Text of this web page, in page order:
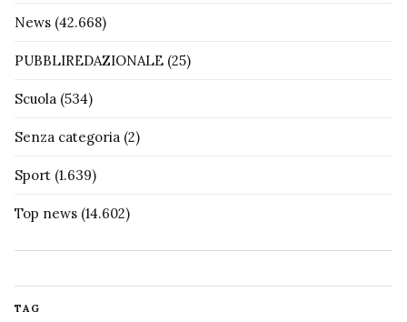
News (42.668)
PUBBLIREDAZIONALE (25)
Scuola (534)
Senza categoria (2)
Sport (1.639)
Top news (14.602)
TAG